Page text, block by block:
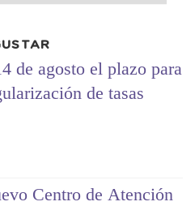
de agosto el plazo para
de tasas
Centro de Atención